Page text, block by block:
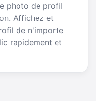
photo de profil
Affichez et
de n'importe
rapidement et